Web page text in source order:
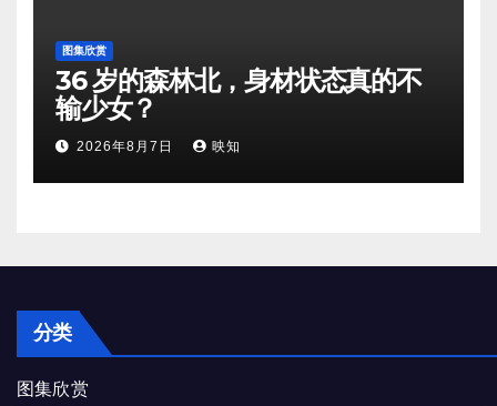
图集欣赏
36 岁的森林北，身材状态真的不
输少女？
2026年8月7日 映知
分类
图集欣赏